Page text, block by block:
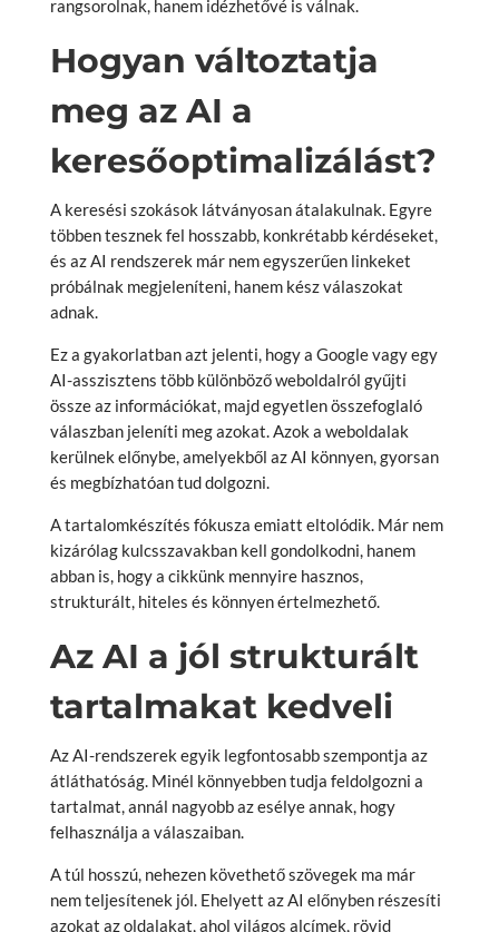
rangsorolnak, hanem idézhetővé is válnak.
Hogyan változtatja
meg az AI a
keresőoptimalizálást?
A keresési szokások látványosan átalakulnak. Egyre
többen tesznek fel hosszabb, konkrétabb kérdéseket,
és az AI rendszerek már nem egyszerűen linkeket
próbálnak megjeleníteni, hanem kész válaszokat
adnak.
Ez a gyakorlatban azt jelenti, hogy a Google vagy egy
AI-asszisztens több különböző weboldalról gyűjti
össze az információkat, majd egyetlen összefoglaló
válaszban jeleníti meg azokat. Azok a weboldalak
kerülnek előnybe, amelyekből az AI könnyen, gyorsan
és megbízhatóan tud dolgozni.
A tartalomkészítés fókusza emiatt eltolódik. Már nem
kizárólag kulcsszavakban kell gondolkodni, hanem
abban is, hogy a cikkünk mennyire hasznos,
strukturált, hiteles és könnyen értelmezhető.
Az AI a jól strukturált
tartalmakat kedveli
Az AI-rendszerek egyik legfontosabb szempontja az
átláthatóság. Minél könnyebben tudja feldolgozni a
tartalmat, annál nagyobb az esélye annak, hogy
felhasználja a válaszaiban.
A túl hosszú, nehezen követhető szövegek ma már
nem teljesítenek jól. Ehelyett az AI előnyben részesíti
azokat az oldalakat, ahol világos alcímek, rövid